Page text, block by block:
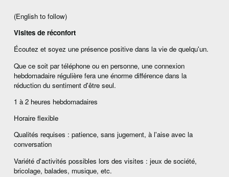
(English to follow)
Visites de réconfort
Écoutez et soyez une présence positive dans la vie de quelqu'un.
Que ce soit par téléphone ou en personne, une connexion
hebdomadaire régulière fera une énorme différence dans la
réduction du sentiment d'être seul.
1 à 2 heures hebdomadaires
Horaire flexible
Qualités requises : patience, sans jugement, à l'aise avec la
conversation
Variété d'activités possibles lors des visites : jeux de société,
bricolage, balades, musique, etc.